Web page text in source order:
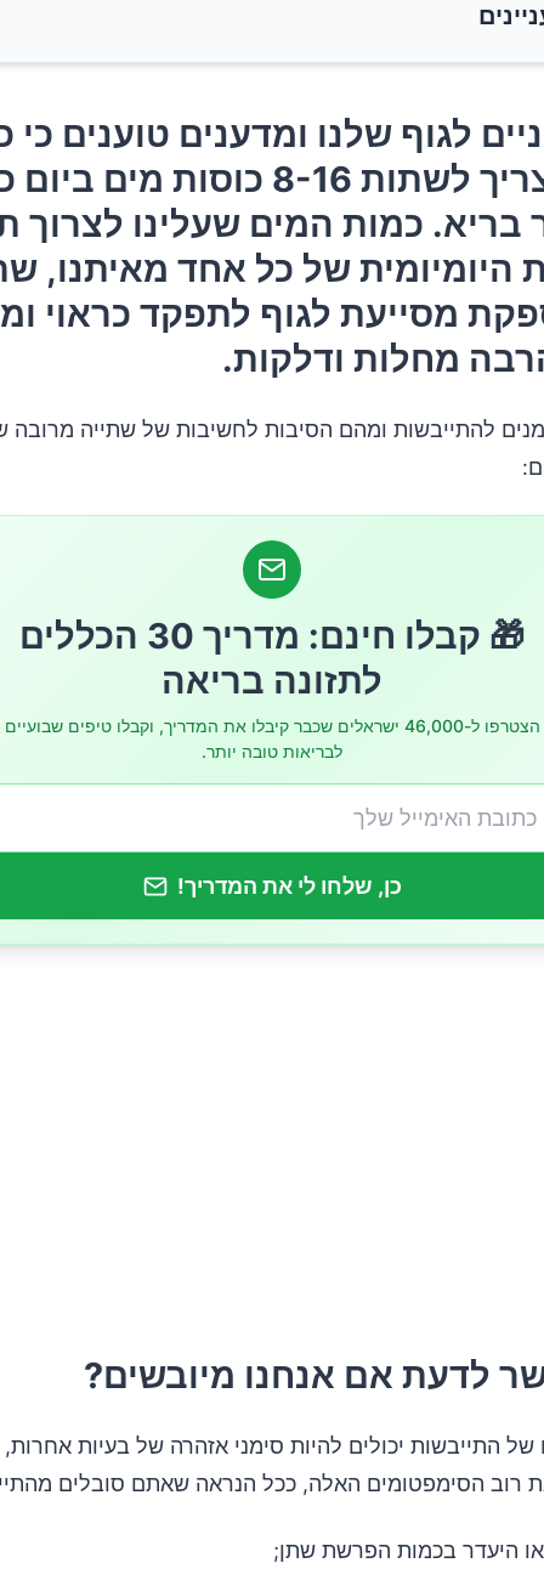
ביום כדי להישאר בריא. כמות המים שעלינו לצרוך
היומיומית של כל אחד מאיתנו, שתיית מים מספקת
כראוי ומגנה עליו מהרבה מחלות ודלקות.
לדעת אם אנחנו מיובשים?
לשתות יותר מים?
לגוף שלנו ומדענים טוענים כי
מבוגר צריך לשתות 8-16 כוסות מים
בריא. כמות המים שעלינו לצרוך
היומיומית של כל אחד מאיתנו,
מסייעת לגוף לתפקד כראוי
מחלות ודלקות.
להתייבשות ומהם הסיבות לחשיבות של שתייה מרובה
🎁 קבלו חינם: מדריך 30 הכללים
לתזונה בריאה
הצטרפו ל-46,000 ישראלים שכבר קיבלו את המדריך, וקבלו טיפים שבועיים
לבריאות טובה יותר.
כן, שלחו לי את המדריך!
לדעת אם אנחנו מיובשים?
של התייבשות יכולים להיות סימני אזהרה של בעיות
רוב הסימפטומים האלה, ככל הנראה שאתם סובלים
או היעדר בכמות הפרשת שתן;